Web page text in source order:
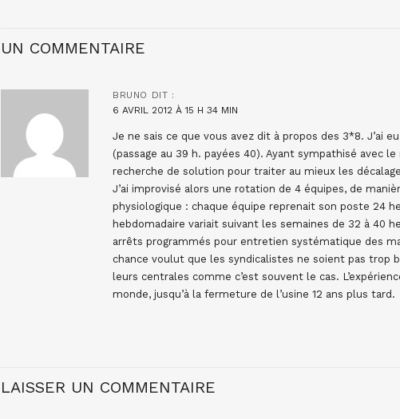
UN COMMENTAIRE
BRUNO DIT :
6 AVRIL 2012 À 15 H 34 MIN
Je ne sais ce que vous avez dit à propos des 3*8. J’ai
(passage au 39 h. payées 40). Ayant sympathisé avec
recherche de solution pour traiter au mieux les
J’ai improvisé alors une rotation de 4 équipes, de
physiologique : chaque équipe reprenait son poste 24
hebdomadaire variait suivant les semaines de 32 à 40
arrêts programmés pour entretien systématique des
chance voulut que les syndicalistes ne soient pas trop
leurs centrales comme c’est souvent le cas.
monde, jusqu’à la fermeture de l’usine 12 ans plus tard.
LAISSER UN COMMENTAIRE